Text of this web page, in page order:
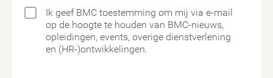
Ik geef BMC toestemming om mij via e-mail
op de hoogte te houden van BMC-nieuws,
opleidingen, events, overige dienstverlening
en (HR-)ontwikkelingen.